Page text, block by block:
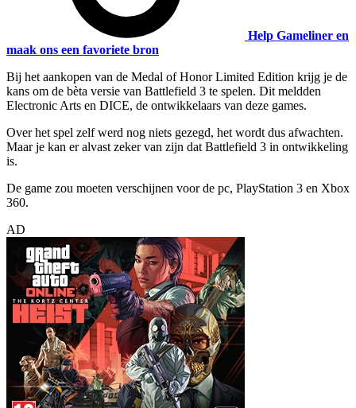
Help Gameliner en
maak ons een favoriete bron
Bij het aankopen van de Medal of Honor Limited Edition krijg je de
kans om de bèta versie van Battlefield 3 te spelen. Dit meldden
Electronic Arts en DICE, de ontwikkelaars van deze games.
Over het spel zelf werd nog niets gezegd, het wordt dus afwachten.
Maar je kan er alvast zeker van zijn dat Battlefield 3 in ontwikkeling
is.
De game zou moeten verschijnen voor de pc, PlayStation 3 en Xbox
360.
AD